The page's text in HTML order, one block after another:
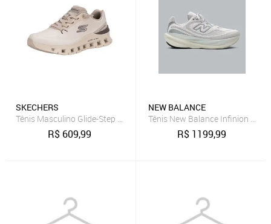
SKECHERS
Tênis Masculino Glide-Step Pro-Waverra Skechers 233132 5670132
R$ 609,99
NEW BALANCE
Tênis New Balance Infinion
R$ 1199,99